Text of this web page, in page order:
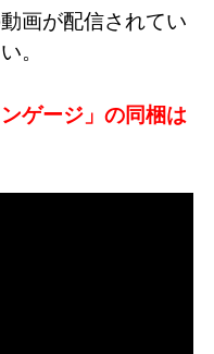
画が配信されてい
。
ゲージ」の同梱は